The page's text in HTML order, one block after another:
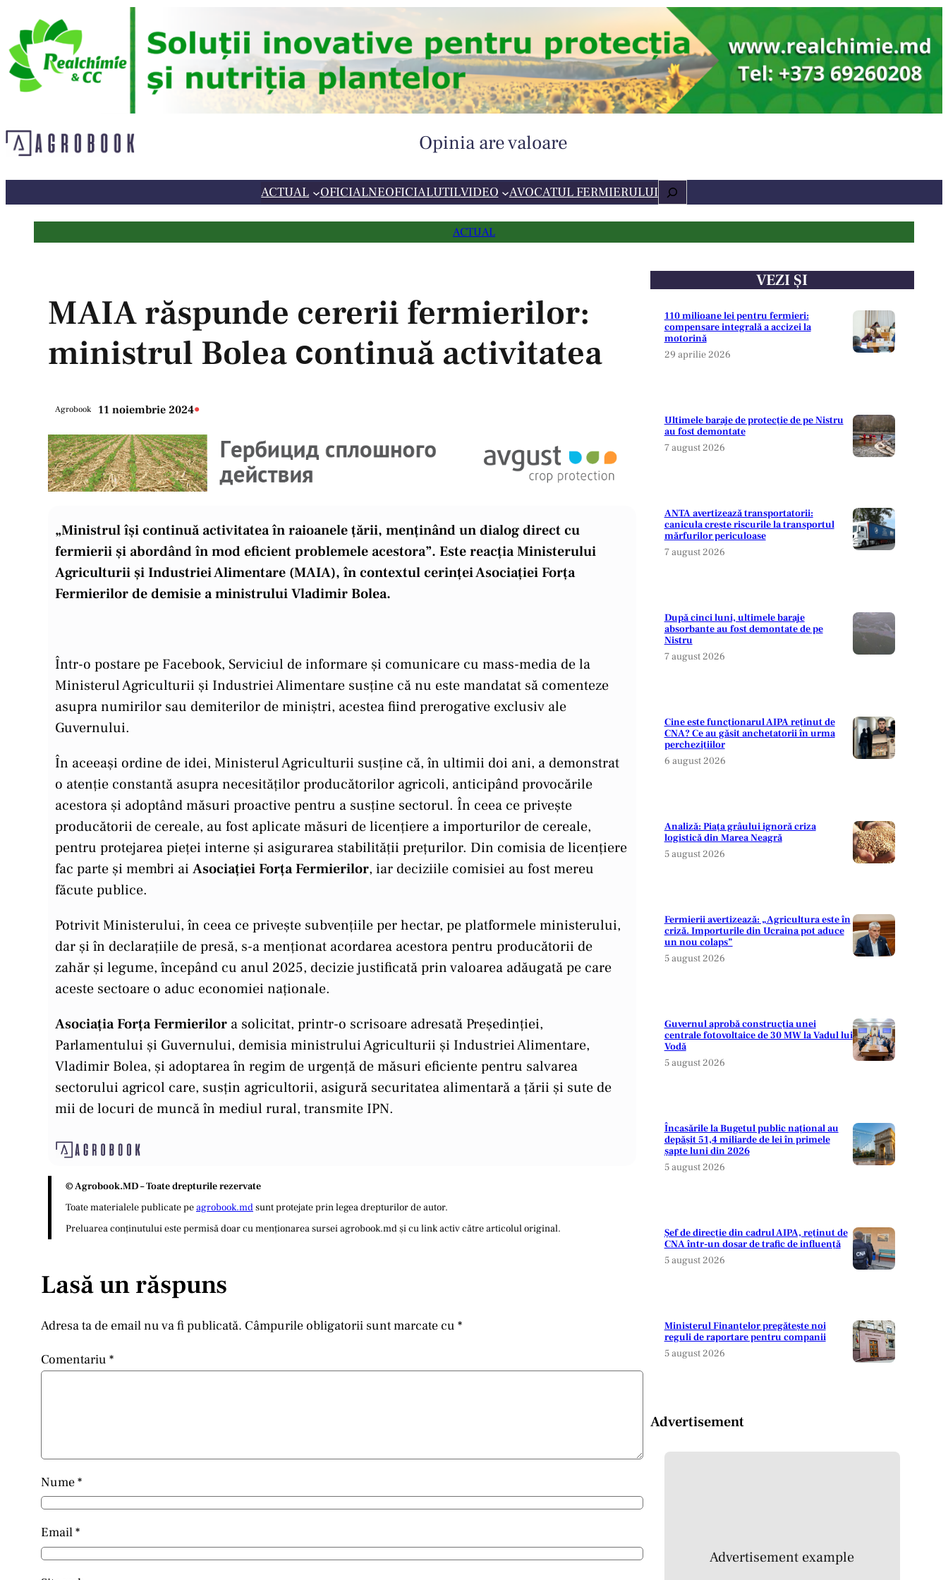
conținut
Opinia are valoare
ACTUAL OFICIALNEOFICIALUTILVIDEO AVOCATUL FERMIERULUICaută
ACTUAL
MAIA răspunde cererii fermierilor:
ministrul Bolea сontinuă activitatea
Agrobook 11 noiembrie 2024•
„Ministrul își continuă activitatea în raioanele țării, menținând un dialog direct cu
fermierii și abordând în mod eficient problemele acestora”. Este reacția Ministerului
Agriculturii și Industriei Alimentare (MAIA), în contextul cerinței Asociației Forța
Fermierilor de demisie a ministrului Vladimir Bolea.
Într-o postare pe Facebook, Serviciul de informare și comunicare cu mass-media de la
Ministerul Agriculturii și Industriei Alimentare susține că nu este mandatat să comenteze
asupra numirilor sau demiterilor de miniștri, acestea fiind prerogative exclusiv ale
Guvernului.
În aceeași ordine de idei, Ministerul Agriculturii susține că, în ultimii doi ani, a demonstrat
o atenție constantă asupra necesităților producătorilor agricoli, anticipând provocările
acestora și adoptând măsuri proactive pentru a susține sectorul. În ceea ce privește
producătorii de cereale, au fost aplicate măsuri de licențiere a importurilor de cereale,
pentru protejarea pieței interne și asigurarea stabilității prețurilor. Din comisia de licențiere
fac parte și membri ai Asociației Forța Fermierilor, iar deciziile comisiei au fost mereu
făcute publice.
Potrivit Ministerului, în ceea ce privește subvențiile per hectar, pe platformele ministerului,
dar și în declarațiile de presă, s-a menționat acordarea acestora pentru producătorii de
zahăr și legume, începând cu anul 2025, decizie justificată prin valoarea adăugată pe care
aceste sectoare o aduc economiei naționale.
Asociația Forța Fermierilor a solicitat, printr-o scrisoare adresată Președinției,
Parlamentului și Guvernului, demisia ministrului Agriculturii și Industriei Alimentare,
Vladimir Bolea, și adoptarea în regim de urgență de măsuri eficiente pentru salvarea
sectorului agricol care, susțin agricultorii, asigură securitatea alimentară a țării și sute de
mii de locuri de muncă în mediul rural, transmite IPN.
© Agrobook.MD – Toate drepturile rezervate
Toate materialele publicate peagrobook.mdsunt protejate prin legea drepturilor de autor.
Preluarea conținutului este permisă doar cu menționarea sursei agrobook.md și cu link activ către articolul original.
Lasă un răspuns
Adresa ta de email nu va fi publicată. Câmpurile obligatorii sunt marcate cu *
Comentariu *
Nume*
Email*
VEZI ȘI
110 milioane lei pentru fermieri:
compensare integrală a accizei la
motorină
29 aprilie 2026
Ultimele baraje de protecție de pe Nistru
au fost demontate
7 august 2026
ANTA avertizează transportatorii:
canicula crește riscurile la transportul
mărfurilor periculoase
7 august 2026
După cinci luni, ultimele baraje
absorbante au fost demontate de pe
Nistru
7 august 2026
Cine este funcționarul AIPA reținut de
CNA? Ce au găsit anchetatorii în urma
perchezițiilor
6 august 2026
Analiză: Piața grâului ignoră criza
logistică din Marea Neagră
5 august 2026
Fermierii avertizează: „Agricultura este în
criză. Importurile din Ucraina pot aduce
un nou colaps”
5 august 2026
Guvernul aprobă construcția unei
centrale fotovoltaice de 30 MW la Vadul lui
Vodă
5 august 2026
Încasările la Bugetul public național au
depășit 51,4 miliarde de lei în primele
șapte luni din 2026
5 august 2026
Șef de direcție din cadrul AIPA, reținut de
CNA într-un dosar de trafic de influență
5 august 2026
Ministerul Finanțelor pregătește noi
reguli de raportare pentru companii
5 august 2026
Advertisement
Advertisement example